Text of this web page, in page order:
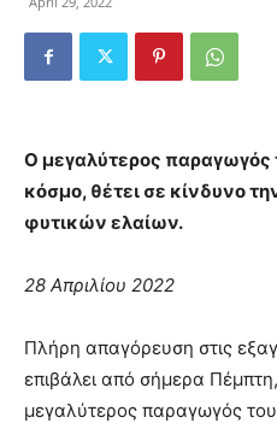
Ο μεγαλύτερος παραγωγός
κόσμο, θέτει σε κίνδυνο
φυτικών ελαίων.
28 Απριλίου 2022
Πλήρη απαγόρευση στις
επιβάλει από σήμερα
μεγαλύτερος παραγωγός